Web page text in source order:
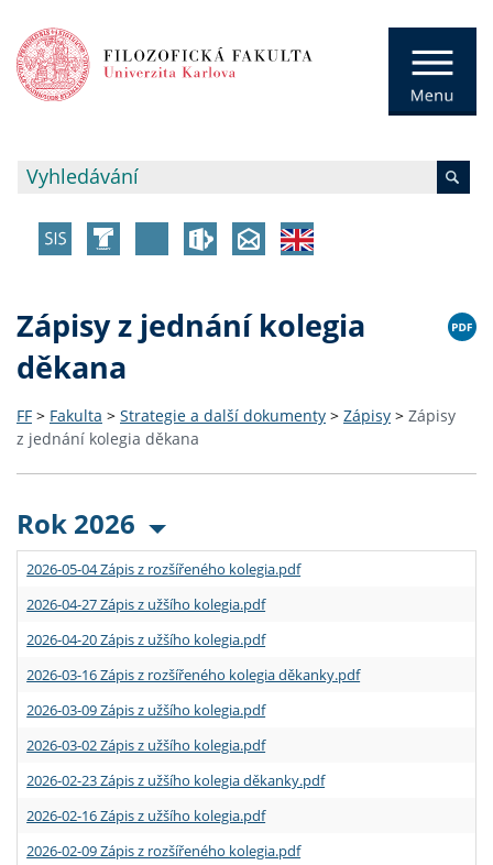
Zápisy z jednání kolegia
děkana
FF > Fakulta > Strategie a další dokumenty > Zápisy > Zápisy
z jednání kolegia děkana
Rok 2026
2026-05-04 Zápis z rozšířeného kolegia.pdf
2026-04-27 Zápis z užšího kolegia.pdf
2026-04-20 Zápis z užšího kolegia.pdf
2026-03-16 Zápis z rozšířeného kolegia děkanky.pdf
2026-03-09 Zápis z užšího kolegia.pdf
2026-03-02 Zápis z užšího kolegia.pdf
2026-02-23 Zápis z užšího kolegia děkanky.pdf
2026-02-16 Zápis z užšího kolegia.pdf
2026-02-09 Zápis z rozšířeného kolegia.pdf